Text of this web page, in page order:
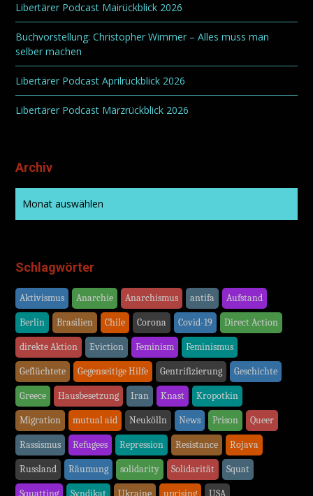
Libertärer Podcast Mairückblick 2026
Buchvorstellung: Christopher Wimmer – Alles muss man
selber machen
Libertärer Podcast Aprilrückblick 2026
Libertärer Podcast Märzrückblick 2026
Archiv
Schlagwörter
Aktivismus Anarchie Anarchismus antifa Aufstand
Berlin Brasilien Chile Corona Covid-19 Direct Action
direkte Aktion Eviction Feminism Feminismus
Geflüchtete Gegenseitige Hilfe Gentrifizierung Geschichte
Greece Hausbesetzung Iran Knast Kropotkin
Migration mutual aid Neukölln News Prison Queer
Rassismus Refugees Repression Resistance Rojava
Russland Räumung solidarity Solidarität Squat